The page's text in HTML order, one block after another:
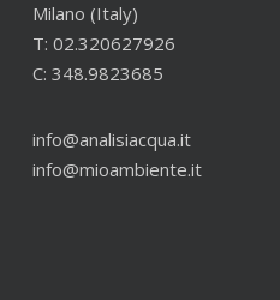
Milano (Italy)
T: 02.320627926
C: 348.9823685
info@analisiacqua.it
info@mioambiente.it